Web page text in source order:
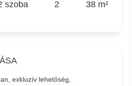
szoba 2 38 m²
exkluzív lehetőség,